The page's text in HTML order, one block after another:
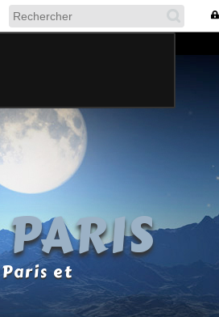
et